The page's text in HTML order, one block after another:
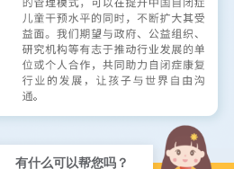
有什么可以帮您吗？